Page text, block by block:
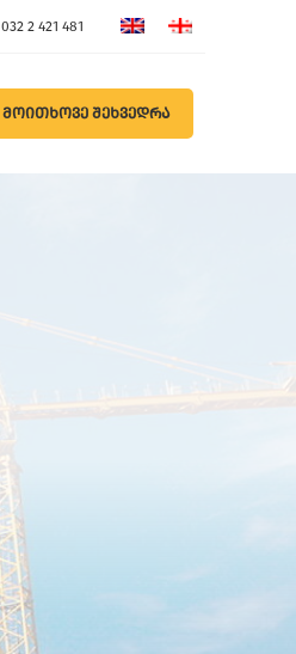
032 2 421 481
ᲛᲝᲘᲗᲮᲝᲕᲔ ᲨᲔᲮᲕᲔᲓᲠᲐ